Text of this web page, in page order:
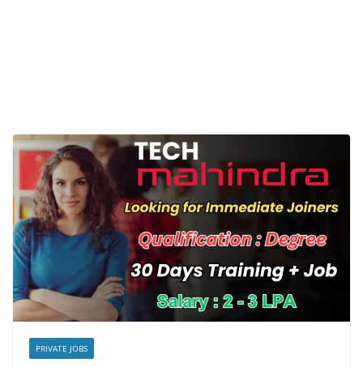
PRIVATE JOBS